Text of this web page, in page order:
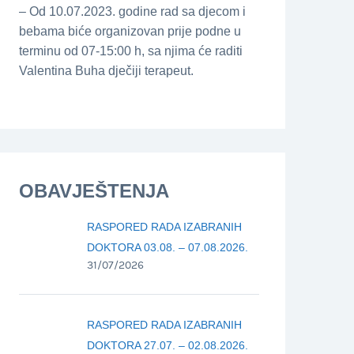
– Od 10.07.2023. godine rad sa djecom i
bebama biće organizovan prije podne u
terminu od 07-15:00 h, sa njima će raditi
Valentina Buha dječiji terapeut.
OBAVJEŠTENJA
RASPORED RADA IZABRANIH
DOKTORA 03.08. – 07.08.2026.
31/07/2026
RASPORED RADA IZABRANIH
DOKTORA 27.07. – 02.08.2026.